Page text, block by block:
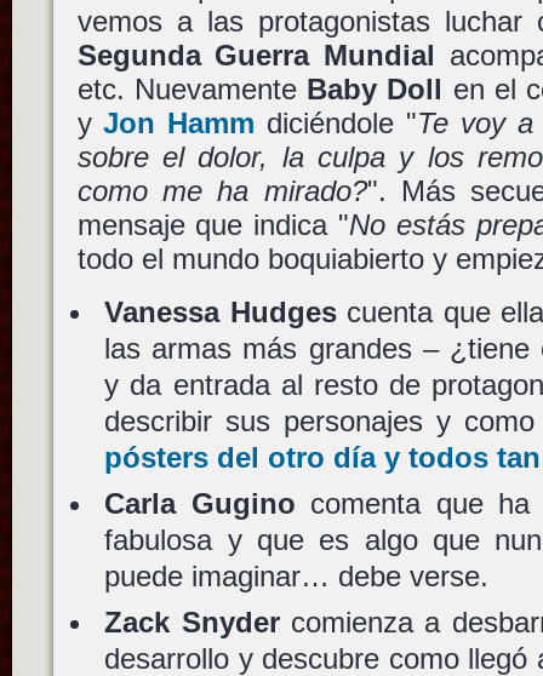
vemos a las protagonistas luchar
Segunda Guerra Mundial
etc. Nuevamente Baby Doll en el
yJon Hamm diciéndole "Te voy a
sobre el dolor, la culpa y los
como me ha mirado?". Más
mensaje que indica "No estás
todo el mundo boquiabierto y
Vanessa Hudgescuenta que
las armas más grandes – ¿tiene
y da entrada al resto de
describir sus personajes y
pósters del otro día y todos
Carla Gugino comenta que ha
fabulosa y que es algo que
puede imaginar… debe verse.
Zack Snydercomienza a
desarrollo y descubre como llegó